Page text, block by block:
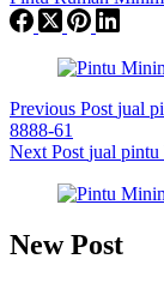
Previous Post jual
8888-61
Next Post jual pintu
New Post